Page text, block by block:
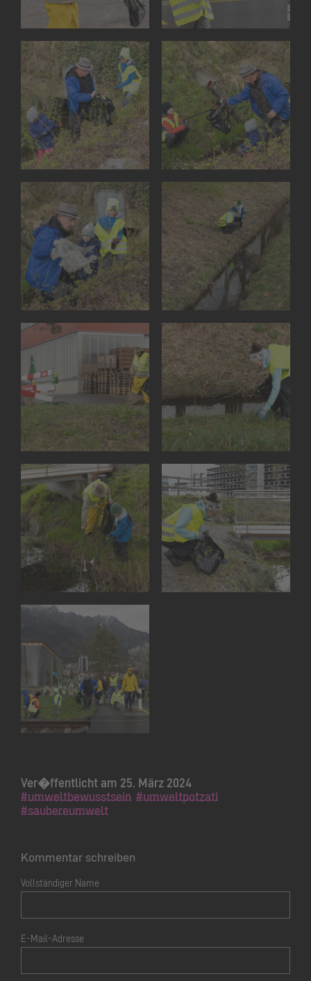
Ver�ffentlicht am 25. März 2024
#umweltbewusstsein #umweltpotzati
#saubereumwelt
Kommentar schreiben
Vollständiger Name
E-Mail-Adresse